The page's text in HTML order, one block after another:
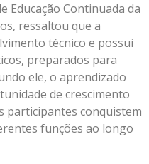
Educação Continuada da
ressaltou que a
técnico e possui
preparados para
ele, o aprendizado
de crescimento
participantes conquistem
funções ao longo